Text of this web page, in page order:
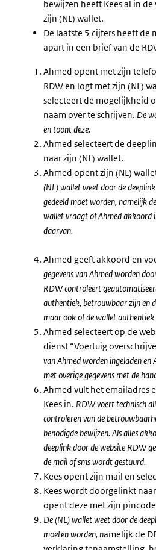
bewijzen heeft Kees al in
zijn (NL) wallet.
De laatste 5 cijfers heeft de
apart in een brief van de
Ahmed opent met zijn
RDW en logt met zijn (NL)
selecteert de mogelijkheid
naam over te schrijven. De
en toont deze.
Ahmed selecteert de
naar zijn (NL) wallet.
Ahmed opent zijn (NL)
(NL) wallet weet door de
gedeeld moet worden, namelijk
wallet vraagt of Ahmed akkoord
daarvan.
Ahmed geeft akkoord en
gegevens van Ahmed worden
RDW controleert
authentiek, betrouwbaar zijn en
maar ook of de wallet authentiek
Ahmed selecteert op de
dienst “Voertuig
van Ahmed worden ingeladen
met overige gegevens met de
Ahmed vult het emailadres
Kees in. RDW voert technisch
controleren van de
benodigde bewijzen. Als alles
deeplink door de website RDW
de mail of sms wordt gestuurd.
Kees opent zijn mail en
Kees wordt doorgelinkt
opent deze met zijn
De (NL) wallet weet door de
moeten worden, namelijk de